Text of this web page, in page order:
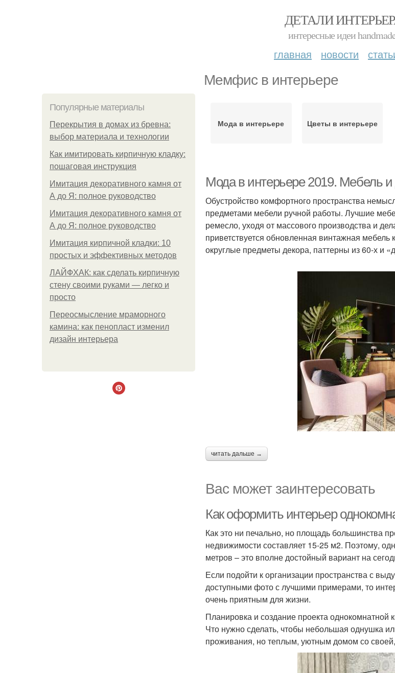
ДЕТАЛИ
интересные идеи
главная новости
Мемфис в интерьере
Популярные материалы
Перекрытия в домах из бревна:
выбор материала и технологии
Как имитировать кирпичную кладку:
пошаговая инструкция
Имитация декоративного камня от
А до Я: полное руководство
Имитация декоративного камня от
А до Я: полное руководство
Имитация кирпичной кладки: 10
простых и эффективных методов
ЛАЙФХАК: как сделать кирпичную
стену своими руками — легко и
просто
Переосмысление мраморного
камина: как пенопласт изменил
дизайн интерьера
Мода в интерьере Цветы в интерьере
Мода в интерьере 2019. Мебель и
Обустройство комфортного пространства
предметами мебели ручной работы. Лучшие
ремесло, уходя от массового производства и
приветствуется обновленная винтажная
округлые предметы декора, паттерны из 60-х и
читать дальше →
Вас может заинтересовать
Как оформить интерьер
Как это ни печально, но площадь большинства
недвижимости составляет 15-25 м2. Поэтому,
метров – это вполне достойный вариант на
Если подойти к организации пространства с
доступными фото с лучшими примерами, то
очень приятным для жизни.
Планировка и создание проекта однокомнатной
Что нужно сделать, чтобы небольшая однушка
проживания, но теплым, уютным домом со